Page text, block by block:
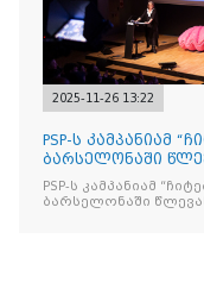
2025-11-26 13:22
PSP-ს კამპანიამ
ბარსელონაში
ჯამში 5 ჯილდო მ
PSP-ს კამპანიამ
ბარსელონაში წლევანდელი ADCE